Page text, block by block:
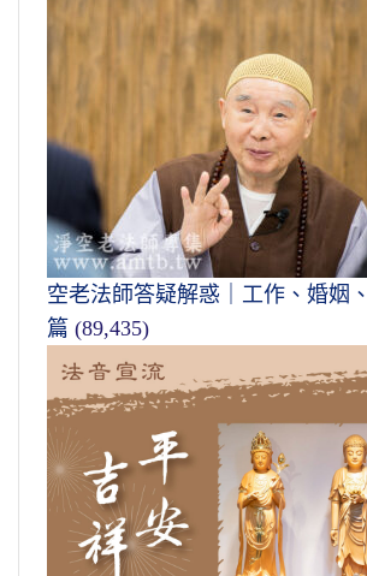
空老法師答疑解惑｜工作、婚姻
篇 (89,435)